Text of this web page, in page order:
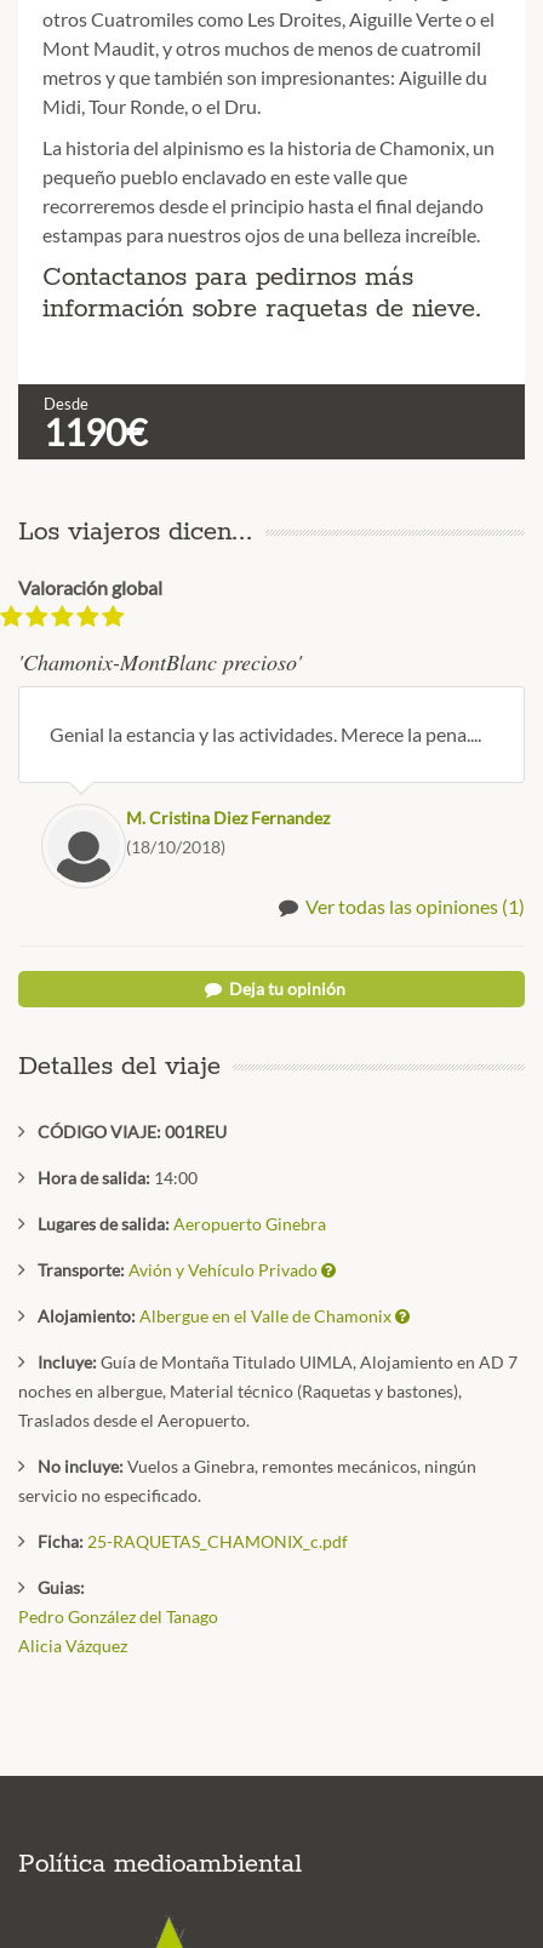
otros Cuatromiles como Les Droites, Aiguille Verte o el
Mont Maudit, y otros muchos de menos de cuatromil
metros y que también son impresionantes: Aiguille du
Midi, Tour Ronde, o el Dru.
La historia del alpinismo es la historia de Chamonix, un
pequeño pueblo enclavado en este valle que
recorreremos desde el principio hasta el final dejando
estampas para nuestros ojos de una belleza increíble.
Contactanos para pedirnos más
información sobre raquetas de nieve.
Desde
1190€
Los viajeros dicen...
Valoración global
'Chamonix-MontBlanc precioso'
Genial la estancia y las actividades. Merece la pena....
M. Cristina Diez Fernandez
(18/10/2018)
Ver todas las opiniones (1)
Deja tu opinión
Detalles del viaje
CÓDIGO VIAJE: 001REU
Hora de salida: 14:00
Lugares de salida:Aeropuerto Ginebra
Transporte:Avión y Vehículo Privado
Alojamiento:Albergue en el Valle de Chamonix
Incluye:Guía de Montaña Titulado UIMLA, Alojamiento en AD 7
noches en albergue, Material técnico (Raquetas y bastones),
Traslados desde el Aeropuerto.
No incluye:Vuelos a Ginebra, remontes mecánicos, ningún
servicio no especificado.
Ficha: 25-RAQUETAS_CHAMONIX_c.pdf
Guias:
Pedro González del Tanago
Alicia Vázquez
Política medioambiental